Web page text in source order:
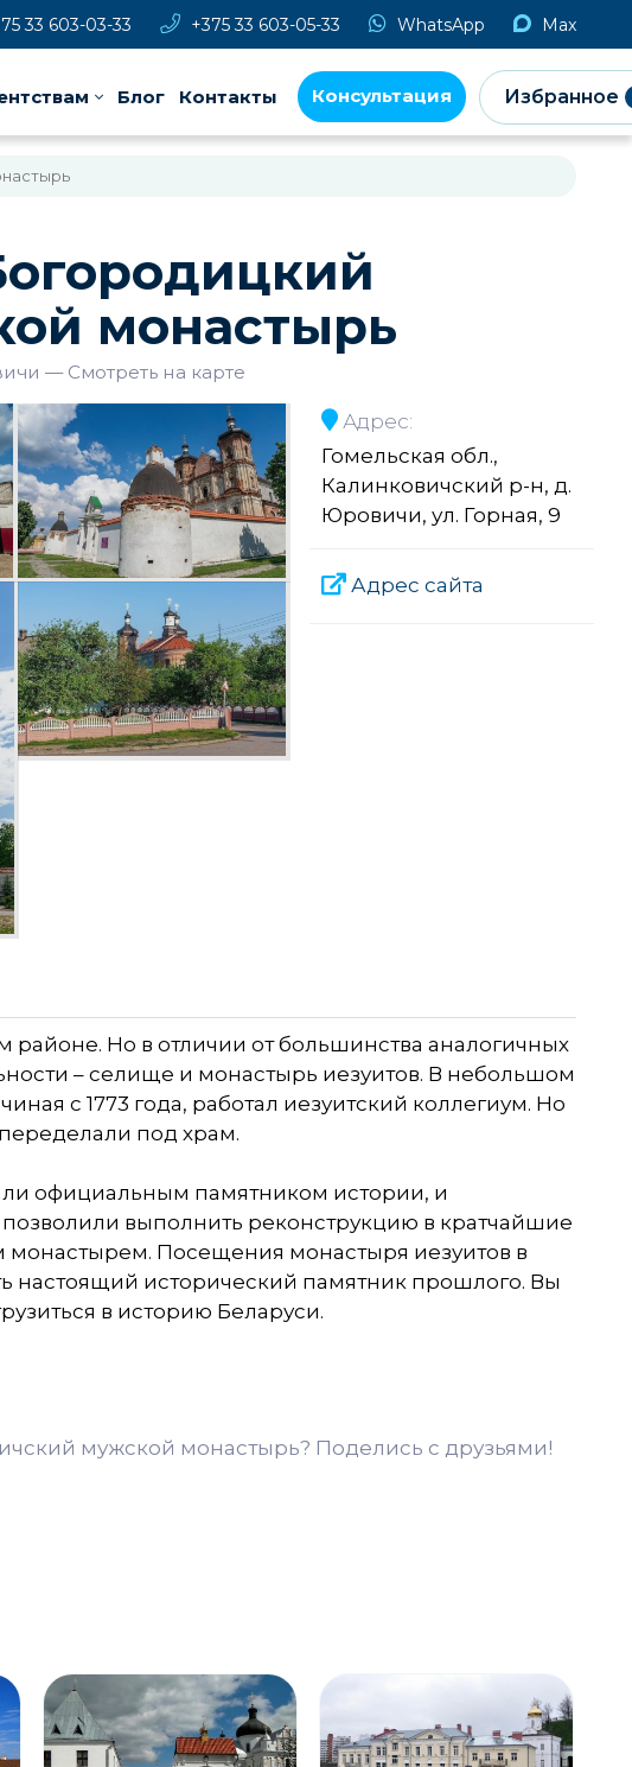
33 603-03-33 +375 33 603-05-33 WhatsApp Max
Блог Контакты Консультация Избранное
монастырь
— Смотреть на карте
Адрес:
Гомельская обл.,
Калинковичский р-н, д.
Юровичи, ул. Горная, 9
Адрес сайта
Но в отличии от большинства аналогичных
– селище и монастырь иезуитов. В небольшом
с 1773 года, работал иезуитский коллегиум. Но
под храм.
официальным памятником истории, и
выполнить реконструкцию в кратчайшие
Посещения монастыря иезуитов в
настоящий исторический памятник прошлого. Вы
в историю Беларуси.
мужской монастырь? Поделись с друзьями!